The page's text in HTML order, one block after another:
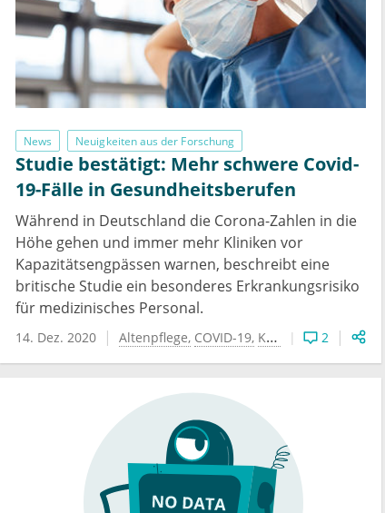
News Neuigkeiten aus der Forschung
Studie bestätigt: Mehr schwere Covid-
19-Fälle in Gesundheitsberufen
Während in Deutschland die Corona-Zahlen in die
Höhe gehen und immer mehr Kliniken vor
Kapazitätsengpässen warnen, beschreibt eine
britische Studie ein besonderes Erkrankungsrisiko
für medizinisches Personal.
14. Dez. 2020 Altenpflege COVID-19 Kliniken 2